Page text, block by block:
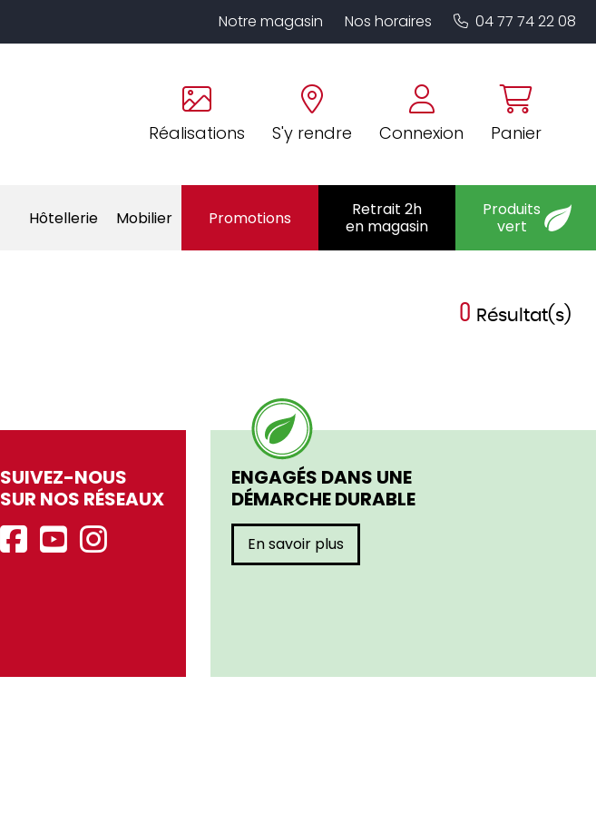
Réalisations S'y rendre Connexion Panier
Notre magasin Nos horaires 04 77 74 22 08
Hôtellerie Mobilier Promotions
Retrait 2h
en magasin
Produits
vert
0 Résultat(s)
ENGAGÉS DANS UNE
DÉMARCHE DURABLE
En savoir plus
SUIVEZ-NOUS
SUR NOS RÉSEAUX